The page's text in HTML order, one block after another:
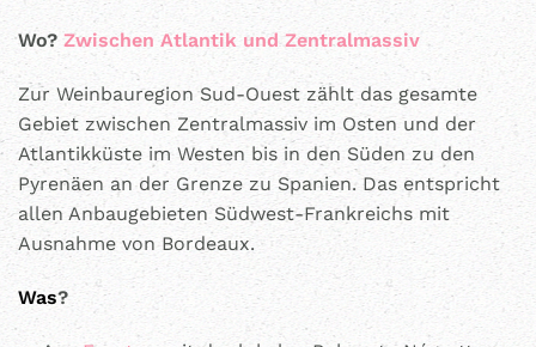
Wo? Zwischen Atlantik und Zentralmassiv
Zur Weinbauregion Sud-Ouest zählt das gesamte
Gebiet zwischen Zentralmassiv im Osten und der
Atlantikküste im Westen bis in den Süden zu den
Pyrenäen an der Grenze zu Spanien. Das entspricht
allen Anbaugebieten Südwest-Frankreichs mit
Ausnahme von Bordeaux.
Was?